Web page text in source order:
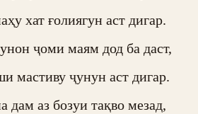
хат ғолиягун аст дигар.
ҷоми маям дод ба даст,
мастиву ҷунун аст дигар.
дам аз бозуи тақво мезад,